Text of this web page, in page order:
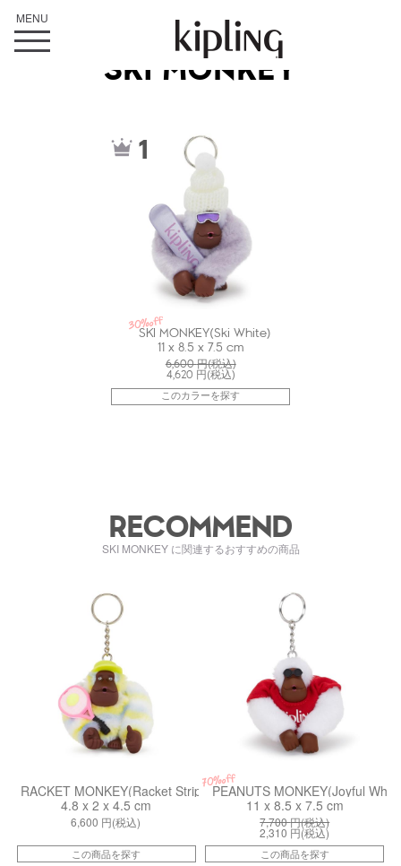
SKI MONKEY
1
30%off
SKI MONKEY(Ski White)
11 x 8.5 x 7.5 cm
6,600円(税込)
4,620 円(税込)
このカラーを探す
RECOMMEND
SKI MONKEY に関連するおすすめの商品
RACKET MONKEY(Racket Stripe)
4.8 x 2 x 4.5 cm
6,600 円(税込)
この商品を探す
70%off
PEANUTS MONKEY(Joyful
11 x 8.5 x 7.5 cm
7,700円(税込)
2,310 円(税込)
この商品を探す